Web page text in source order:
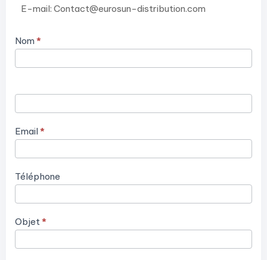
E-mail: Contact@eurosun-distribution.com
Contact
Us
Nom*
Email*
Téléphone
Objet *